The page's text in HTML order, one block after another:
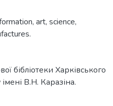
art, science,
бібліотеки Харківського
В.Н. Каразіна.